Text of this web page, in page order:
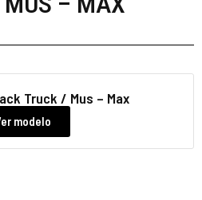
Truck / Mus – Max
modelo